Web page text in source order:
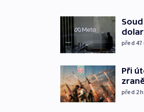
před 47
Při
před 2